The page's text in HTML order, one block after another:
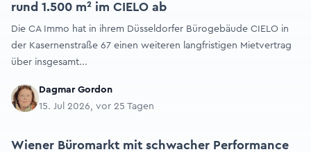
rund 1.500 m² im CIELO ab
Die CA Immo hat in ihrem Düsseldorfer Bürogebäude CIELO in
der Kasernenstraße 67 einen weiteren langfristigen Mietvertrag
über insgesamt...
Dagmar Gordon
15. Jul 2026, vor 25 Tagen
Wiener Büromarkt mit schwacher Performance